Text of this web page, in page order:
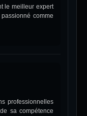
le meilleur expert
comme
professionnelles
sa compétence